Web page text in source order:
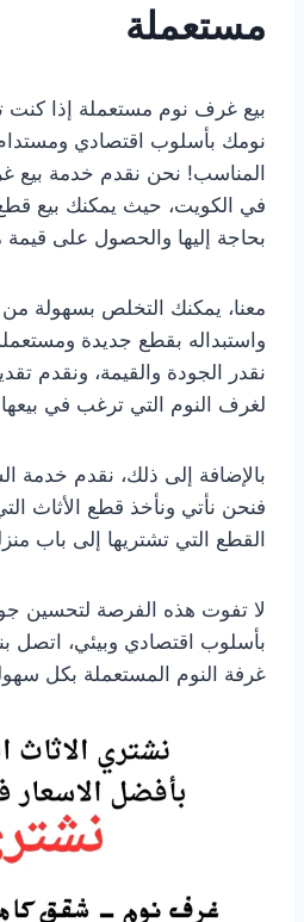
مستعملة
بيع غرف نوم مستعملة إذا كنت
نومك بأسلوب اقتصادي
المناسب! نحن نقدم خدمة بيع
في الكويت، حيث يمكنك بيع قطع
بحاجة إليها والحصول على قيمة
معنا، يمكنك التخلص بسهولة من
واستبداله بقطع جديدة
نقدر الجودة والقيمة، ونقدم
لغرف النوم التي ترغب في
بالإضافة إلى ذلك، نقدم خدمة
فنحن نأتي ونأخذ قطع الأثاث
القطع التي تشتريها إلى باب
لا تفوت هذه الفرصة لتحسين
بأسلوب اقتصادي وبيئي، اتصل
غرفة النوم المستعملة بكل